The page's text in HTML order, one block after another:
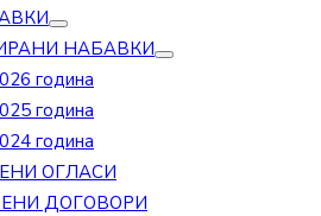
НАБАВКИ
година
година
година
ОГЛАСИ
ДОГОВОРИ